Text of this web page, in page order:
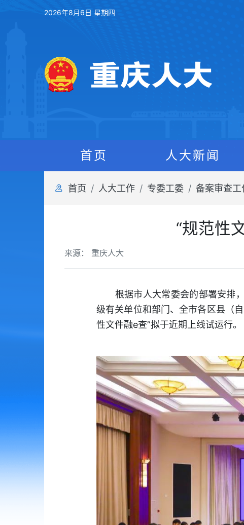
2026年8月6日 星期四
首页 人大新闻
首页 人大工作 专委工委 备案审查工
“规范性
来源： 重庆人大
根据市人大常委会的部署安排，
级有关单位和部门、全市各区县（
性文件融e查”拟于近期上线试运行。